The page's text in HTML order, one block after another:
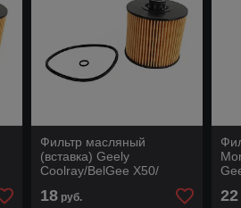
Фильтр масляный
(вставка) Geely
Coolray/BelGee X50/
Pro 1,5
18руб. 22